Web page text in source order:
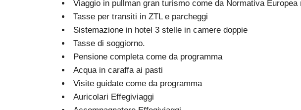
Viaggio in pullman gran turismo come da Normativa Europea
Tasse per transiti in ZTL e parcheggi
Sistemazione in hotel 3 stelle in camere doppie
Tasse di soggiorno.
Pensione completa come da programma
Acqua in caraffa ai pasti
Visite guidate come da programma
Auricolari Effegiviaggi